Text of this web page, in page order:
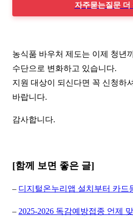
자주묻는질문 더
농식품 바우처 제도는 이제 청년
수단으로 변화하고 있습니다.
지원 대상이 되신다면 꼭 신청하
바랍니다.
감사합니다.
[함께 보면 좋은 글]
– 디지털온누리앱 설치부터 카드
– 2025-2026 독감예방접종 언제